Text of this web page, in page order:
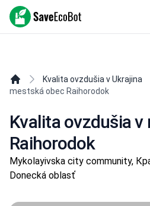
SaveEcoBot
Kvalita ovzdušia v Ukrajina
mestská obec Raihorodok
Kvalita ovzdušia
Raihorodok
Mykolayivska city community,
Donecká oblasť